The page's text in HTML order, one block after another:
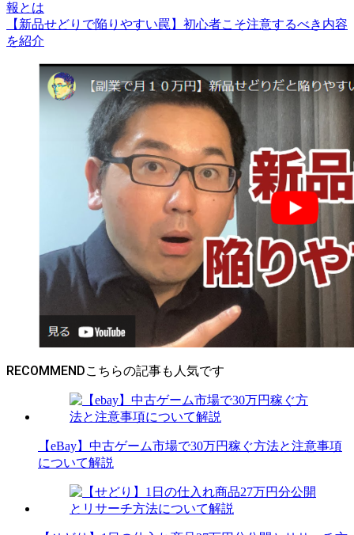
報とは
【新品せどりで陥りやすい罠】初心者こそ注意するべき内容
を紹介
RECOMMEND
【eBay】中古ゲーム市場で30万円稼ぐ方法と注意事項
について解説